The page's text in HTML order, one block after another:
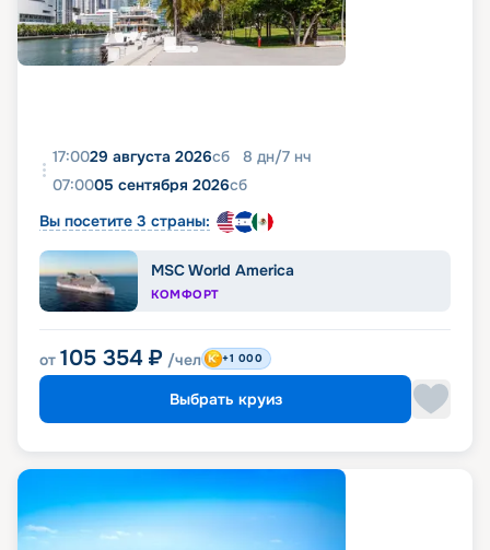
17:0029 августа 2026сб 8 дн/7 нч
07:0005 сентября 2026сб
Вы посетите 3 страны:
MSC World America
КОМФОРТ
от 105 354 ₽ /чел +1 000
Выбрать круиз